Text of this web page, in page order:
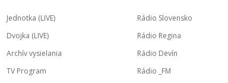
Jednotka (LIVE)
Dvojka (LIVE)
Archív vysielania
TV Program
Rádio Slovensko
Rádio Regina
Rádio Devín
Rádio _FM